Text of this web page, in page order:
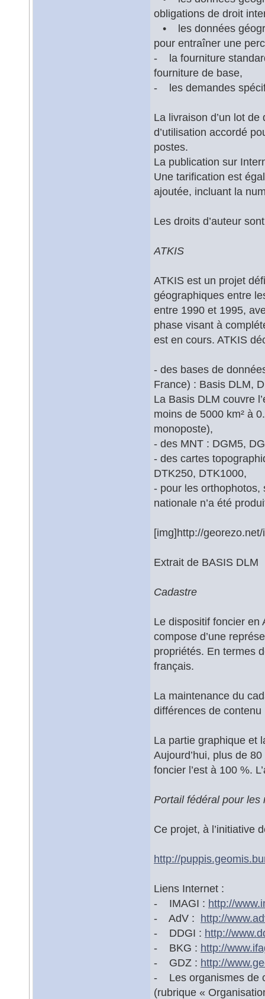
obligations de droit
• les données
pour entraîner une
- la fourniture
fourniture de base,
- les demandes
La livraison d’un lot de
d’utilisation accordé
postes.
La publication sur
Une tarification est
ajoutée, incluant la
Les droits d’auteur
ATKIS
ATKIS est un projet
géographiques entre
entre 1990 et 1995,
phase visant à
est en cours. ATKIS
- des bases de
France) : Basis DLM,
La Basis DLM couvre
moins de 5000 km² à
monoposte),
- des MNT : DGM5,
- des cartes
DTK250, DTK1000,
- pour les orthophotos,
nationale n’a été
[img]http://
Extrait de BASIS DLM
Cadastre
Le dispositif foncier en
compose d’une
propriétés. En termes
français.
La maintenance du
différences de
La partie graphique et
Aujourd’hui, plus de
foncier l’est à 100 %.
Portail fédéral pour les
Ce projet, à l’initiative
http://
Liens Internet :
- IMAGI : http://
- AdV : http://
- DDGI : http://
- BKG : http://
- GDZ : http://
- Les organismes de
(rubrique «